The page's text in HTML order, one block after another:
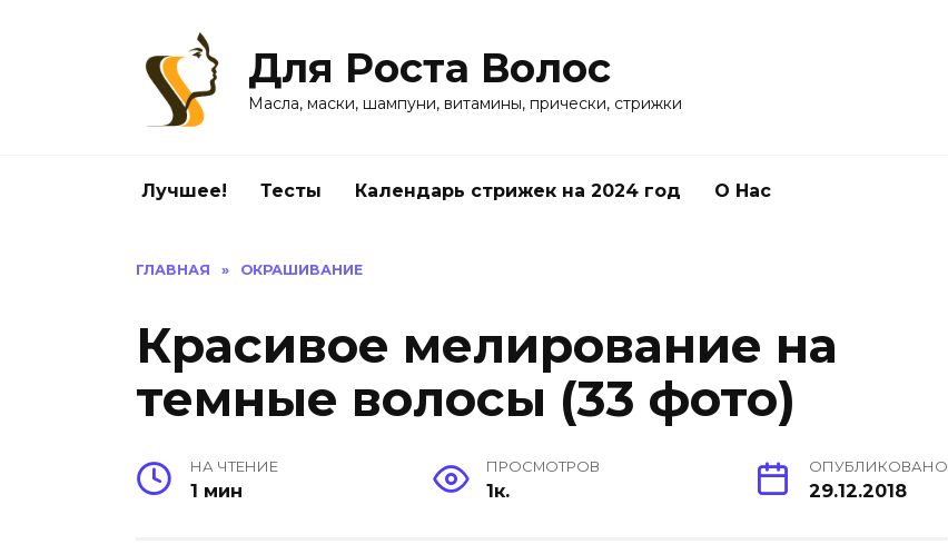
Для Роста Волос
Масла, маски, шампуни, витамины, прически, стрижки
Лучшее! Тесты Календарь стрижек на 2024 год О Нас
ГЛАВНАЯ » ОКРАШИВАНИЕ
Красивое мелирование на
темные волосы (33 фото)
НА ЧТЕНИЕ
1 мин
ПРОСМОТРОВ
1к.
ОПУБЛИКОВАНО
29.12.2018